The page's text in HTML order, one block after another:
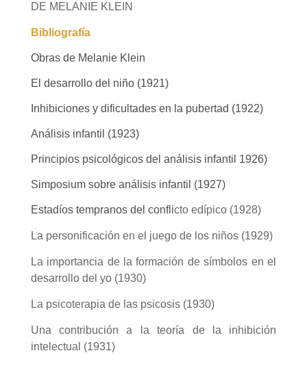
DE MELANIE KLEIN
Bibliografía
Obras de Melanie Klein
El desarrollo del niño (1921)
Inhibiciones y dificultades en la pubertad (1922)
Análisis infantil (1923)
Principios psicológicos del análisis infantil 1926)
Simposium sobre análisis infantil (1927)
Estadíos tempranos del conflicto edípico (1928)
La personificación en el juego de los niños (1929)
La importancia de la formación de símbolos en el
desarrollo del yo (1930)
La psicoterapia de las psicosis (1930)
Una contribución a la teoría de la inhibición
intelectual (1931)